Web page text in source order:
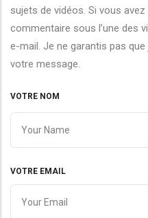
sujets de vidéos. Si vous
commentaire sous l’une des
e-mail. Je ne garantis pas
votre message.
VOTRE NOM
VOTRE EMAIL